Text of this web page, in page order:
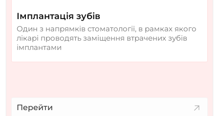
Імплантація зубів
Один з напрямків стоматології, в рамках якого
лікарі проводять заміщення втрачених зубів
імплантами
Перейти